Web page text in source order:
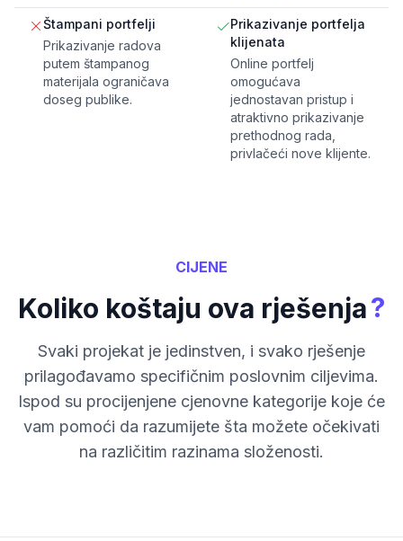
Štampani portfelji
Prikazivanje radova
putem štampanog
materijala ograničava
doseg publike.
Prikazivanje portfelja
klijenata
Online portfelj
omogućava
jednostavan pristup i
atraktivno prikazivanje
prethodnog rada,
privlačeći nove klijente.
CIJENE
Koliko koštaju ova rješenja?
Svaki projekat je jedinstven, i svako rješenje
prilagođavamo specifičnim poslovnim ciljevima.
Ispod su procijenjene cjenovne kategorije koje će
vam pomoći da razumijete šta možete očekivati
na različitim razinama složenosti.